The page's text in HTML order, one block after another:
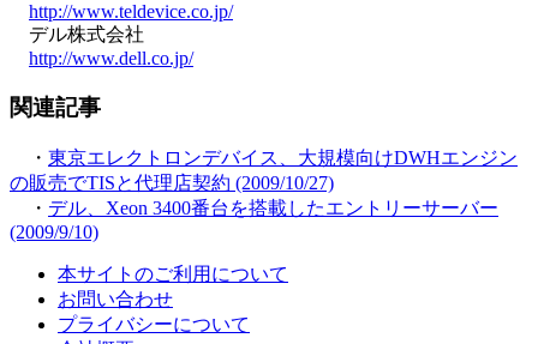
http://www.teldevice.co.jp/
デル株式会社
http://www.dell.co.jp/
関連記事
・ 東京エレクトロンデバイス、大規模向けDWHエンジン
の販売でTISと代理店契約 (2009/10/27)
・ デル、Xeon 3400番台を搭載したエントリーサーバー
(2009/9/10)
本サイトのご利用について
お問い合わせ
プライバシーについて